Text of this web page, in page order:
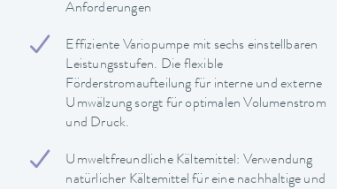
Anforderungen
Effiziente Variopumpe mit sechs einstellbaren
Leistungsstufen. Die flexible
Förderstromaufteilung für interne und externe
Umwälzung sorgt für optimalen Volumenstrom
und Druck.
Umweltfreundliche Kältemittel: Verwendung
natürlicher Kältemittel für eine nachhaltige und